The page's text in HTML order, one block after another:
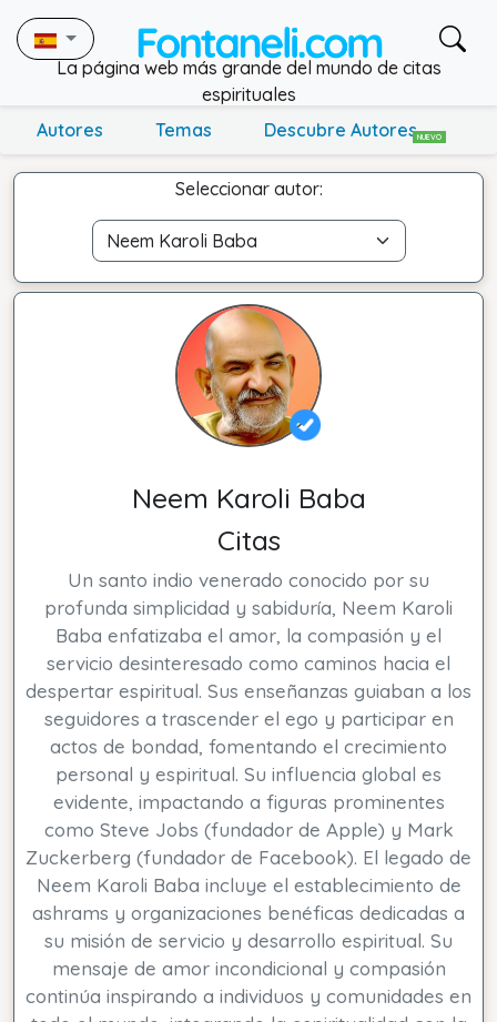
La página web más grande del mundo de citas
espirituales
Autores
Temas Descubre AutoresNUEVO
Seleccionar autor:
Neem Karoli Baba
Citas
Un santo indio venerado conocido por su
profunda simplicidad y sabiduría, Neem Karoli
Baba enfatizaba el amor, la compasión y el
servicio desinteresado como caminos hacia el
despertar espiritual. Sus enseñanzas guiaban a los
seguidores a trascender el ego y participar en
actos de bondad, fomentando el crecimiento
personal y espiritual. Su influencia global es
evidente, impactando a figuras prominentes
como Steve Jobs (fundador de Apple) y Mark
Zuckerberg (fundador de Facebook). El legado de
Neem Karoli Baba incluye el establecimiento de
ashrams y organizaciones benéficas dedicadas a
su misión de servicio y desarrollo espiritual. Su
mensaje de amor incondicional y compasión
continúa inspirando a individuos y comunidades en